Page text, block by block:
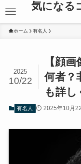
気になる
ホーム 有名人
【顔
何者？
も詳し
2025
10/22
有名人 2025年10月